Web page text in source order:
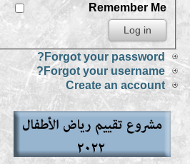
Remember Me
Forgot your password?
Forgot your username?
Create an account